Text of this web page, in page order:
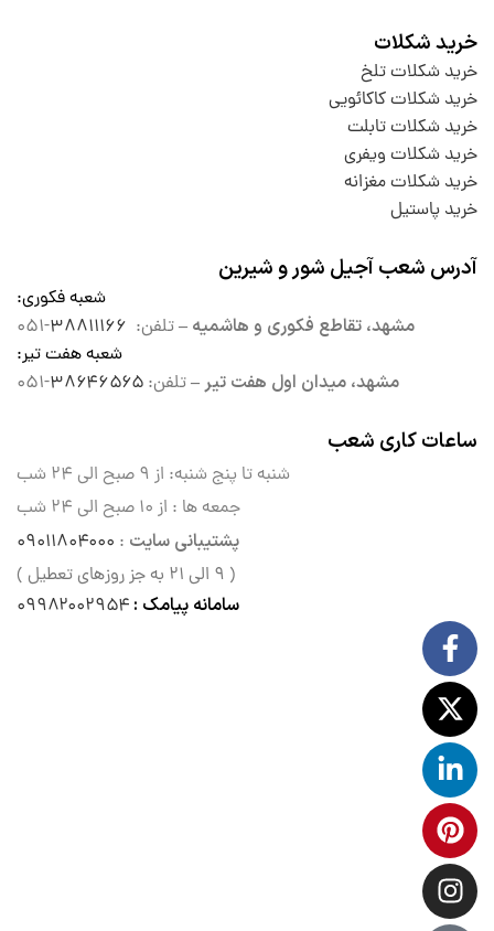
خرید شکلات
خرید شکلات تلخ
خرید شکلات کاکائویی
خرید شکلات تابلت
خرید شکلات ویفری
خرید شکلات مغزانه
خرید پاستیل
آدرس شعب آجیل شور و شیرین
شعبه فکوری:
مشهد، تقاطع فکوری و هاشمیه –تلفن: ۳۸۸۱۱۱۶۶-۰۵۱
شعبه هفت تیر:
مشهد، میدان اول هفت تیر –تلفن: ۳۸۶۴۶۵۶۵-۰۵۱
ساعات کاری شعب
شنبه تا پنج شنبه: از ۹ صبح الی
۲۴ شب
جمعه ها : از ۱۰ صبح الی ۲۴ شب
پشتیبانی سایت : ۰۹۰۱۱۸۰۴۰۰۰
( ۹ الی ۲۱ به جز روزهای تعطیل )
سامانه پیامک : ۰۹۹۸۲۰۰۲۹۵۴